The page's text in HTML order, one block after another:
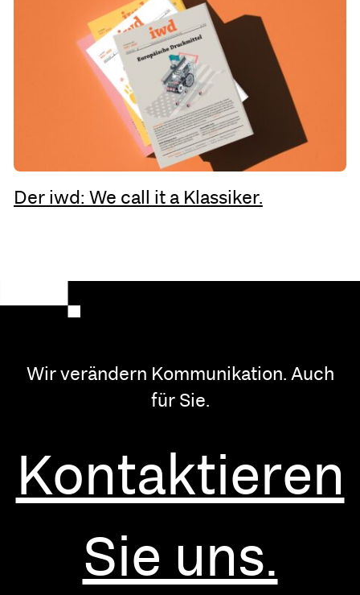
Der iwd: We call it a Klassiker.
Wir verändern Kommunikation. Auch
für Sie.
Kontaktieren
Sie uns.